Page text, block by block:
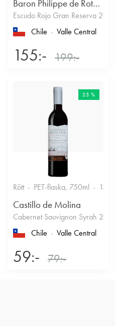
Baron Philippe de Rothschild Chile SA
Escudo Rojo Gran Reserva 2022
Chile
Valle Central
155:- 199:-
25 %
Rött PET-flaska, 750ml 13.5%
Castillo de Molina
Cabernet Sauvignon Syrah 2022
Chile
Valle Central
59:- 79:-